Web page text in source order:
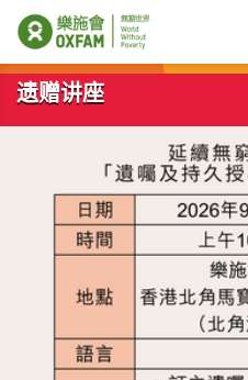
开始主要内容
遗赠讲座